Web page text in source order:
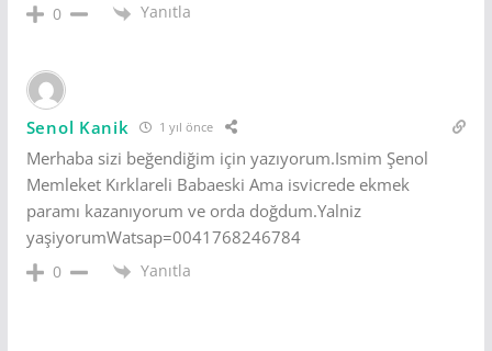
0 Yanıtla
Senol Kanik 1 yıl önce
Merhaba sizi beğendiğim için yazıyorum.Ismim Şenol
Memleket Kırklareli Babaeski Ama isvicrede ekmek
paramı kazanıyorum ve orda doğdum.Yalniz
yaşiyorumWatsap=0041768246784
0 Yanıtla